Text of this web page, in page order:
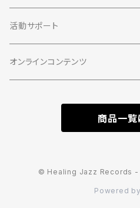
活動サポート
オンラインコンテンツ
商品一覧
© Healing Jazz Records -
Powered by